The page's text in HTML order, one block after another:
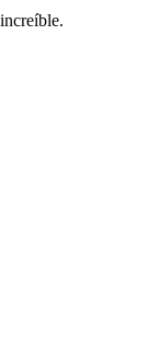
increíble.